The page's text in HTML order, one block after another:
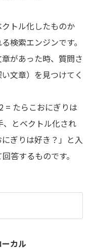
トル化したものか
検索エンジンです。
があった時、質問さ
文章）を見つけてく
= たらこおにぎりは
、とベクトル化され
ぎりは好き？」と入
答するものです。
ーカル